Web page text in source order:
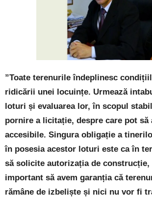
”Toate terenurile îndeplinesc
ridicării unei locuințe. Urmează
loturi și evaluarea lor, în scopul
pornire a licitație, despre care pot
accesibile. Singura obligație a
în posesia acestor loturi este ca în
să solicite autorizația de construcție,
important să avem garanția că
rămâne de izbeliște și nici nu vor fi